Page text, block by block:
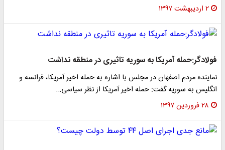
۲ اردیبهشت ۱۳۹۷
فولادگر:حمله آمریکا به سوریه تاثیری در منطقه نداشت
نماینده مردم اصفهان در مجلس با اشاره به حمله اخیر آمریکا، فرانسه و
انگلیس به سوریه گفت: حمله اخیر آمریکا از نظر سیاسی…
۲۸ فروردین ۱۳۹۷